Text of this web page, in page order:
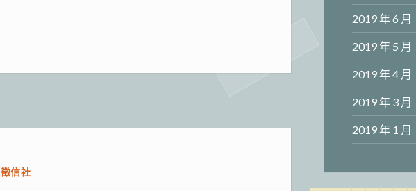
分
徵信社
2019 年 6 月
2019 年 5 月
2019 年 4 月
2019 年 3 月
2019 年 1 月